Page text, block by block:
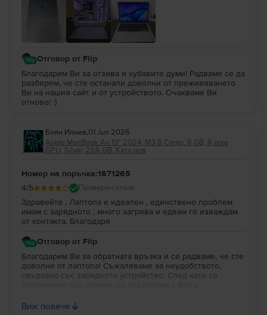
Отговор от Flip
Благодарим Ви за отзива и хубавите думи! Радваме се да
разберем, че сте останали доволни от преживяването
Ви на нашия сайт и от устройството. Очакваме Ви
отново! :)
Боян Илиев,01 Jun 2026
Apple MacBook Air 13″ 2024, M3 8 Cores, 8 GB, 8 core
GPU, Silver, 256 GB, Като нов
Номер на поръчка:1671265
4/5 Проверен отзив
Здравейте , Лаптопа е идеален , единствено проблем
имам с зарядното , много загрява и едвам го изваждам
от контакта. Благодаря
Отговор от Flip
Благодарим Ви за обратната връзка и се радваме, че сте
доволни от лаптопа! Съжаляваме за неудобството,
свързано със зарядното устройство. След като се
възможно най-бързо.Благодарим Ви, че ни
Виж повече